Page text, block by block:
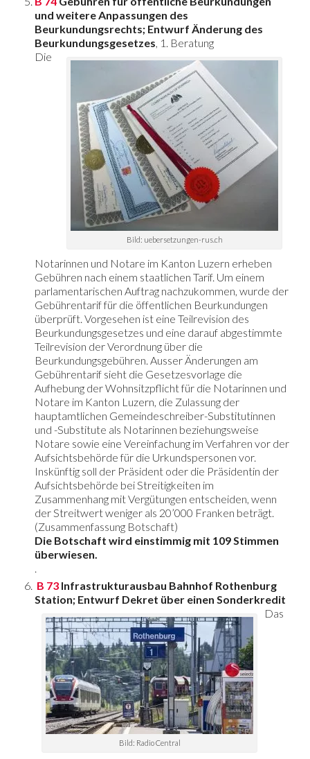
und weitere Anpassungen des
Beurkundungsrechts; Entwurf Änderung des
Beurkundungsgesetzes, 1. Beratung
Bild: uebersetzungen-rus.ch
Die
Notarinnen und Notare im Kanton Luzern erheben
Gebühren nach einem staatlichen Tarif. Um einem
parlamentarischen Auftrag nachzukommen, wurde der
Gebührentarif für die öffentlichen Beurkundungen
überprüft. Vorgesehen ist eine Teilrevision des
Beurkundungsgesetzes und eine darauf abgestimmte
Teilrevision der Verordnung über die
Beurkundungsgebühren. Ausser Änderungen am
Gebührentarif sieht die Gesetzesvorlage die
Aufhebung der Wohnsitzpflicht für die Notarinnen und
Notare im Kanton Luzern, die Zulassung der
hauptamtlichen Gemeindeschreiber-Substitutinnen
und -Substitute als Notarinnen beziehungsweise
Notare sowie eine Vereinfachung im Verfahren vor der
Aufsichtsbehörde für die Urkundspersonen vor.
Inskünftig soll der Präsident oder die Präsidentin der
Aufsichtsbehörde bei Streitigkeiten im
Zusammenhang mit Vergütungen entscheiden, wenn
der Streitwert weniger als 20’000 Franken beträgt.
(Zusammenfassung Botschaft)
Die Botschaft wird einstimmig mit 109 Stimmen
überwiesen.
.
B 73 Infrastrukturausbau Bahnhof Rothenburg
Station; Entwurf Dekret über einen Sonderkredit
Bild: Radio Central
Das